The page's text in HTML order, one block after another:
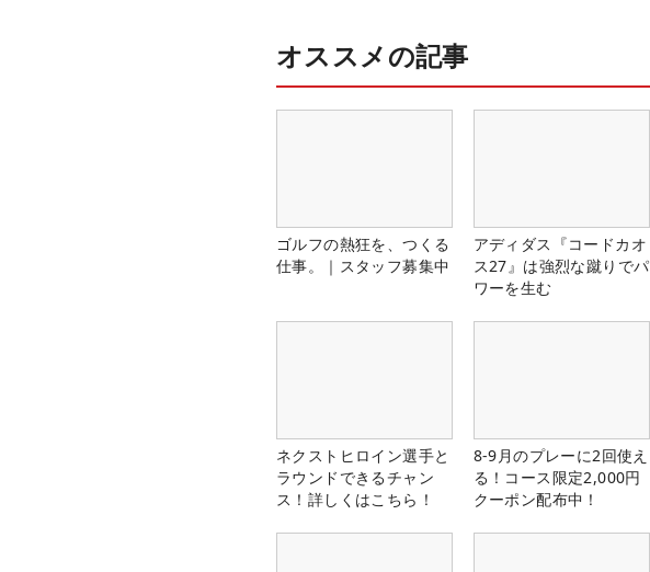
オススメの記事
ゴルフの熱狂を、つくる
仕事。｜スタッフ募集中
アディダス『コードカオ
ス27』は強烈な蹴りでパ
ワーを生む
ネクストヒロイン選手と
ラウンドできるチャン
ス！詳しくはこちら！
8-9月のプレーに2回使え
る！コース限定2,000円
クーポン配布中！